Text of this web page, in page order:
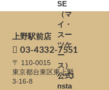
上野駅前店
03-4332-7551
〒 110-0015
東京都台東区東上野
3-16-8